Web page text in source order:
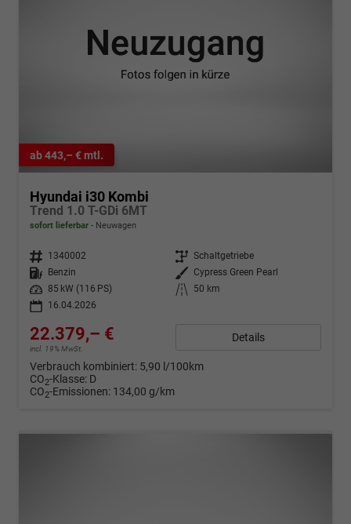
ab 443,– € mtl.
Hyundai i30 Kombi
Trend 1.0 T-GDi 6MT
sofort lieferbar Neuwagen
Fahrzeugnr. 1340002 Getriebe Schaltgetriebe
Kraftstoff
Benzin Außenfarbe Cypress Green Pearl
Leistung
85 kW (116 PS) Kilometerstand
50 km
16.04.2026
22.379,– €
incl. 19% MwSt.
Details
Verbrauch kombiniert: 5,90 l/100km
CO2-Klasse: D
CO2-Emissionen: 134,00 g/km